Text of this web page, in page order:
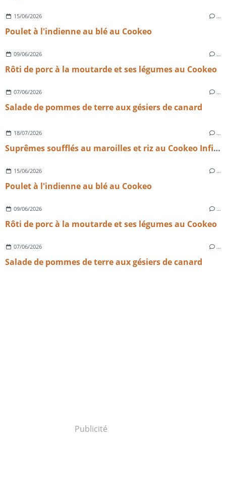
15/06/2026 …
Poulet à l'indienne au blé au Cookeo
09/06/2026 …
Rôti de porc à la moutarde et ses légumes au Cookeo
07/06/2026 …
Salade de pommes de terre aux gésiers de canard
18/07/2026 …
Suprêmes soufflés au maroilles et riz au Cookeo Infinity​​​​​​​
15/06/2026 …
Poulet à l'indienne au blé au Cookeo
09/06/2026 …
Rôti de porc à la moutarde et ses légumes au Cookeo
07/06/2026 …
Salade de pommes de terre aux gésiers de canard
Publicité